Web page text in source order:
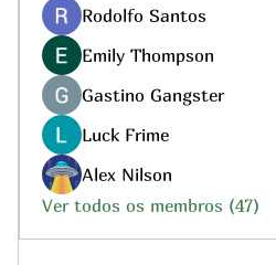
Rodolfo Santos
Emily Thompson
Gastino Gangster
Luck Frime
Alex Nilson
Ver todos os membros (47)